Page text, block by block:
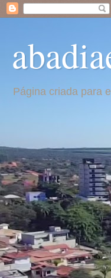
Página criada para